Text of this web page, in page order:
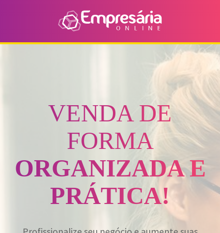
VENDA DE
FORMA
ORGANIZADA E
PRÁTICA!